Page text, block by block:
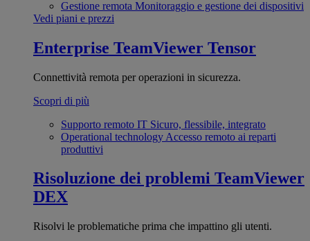
Gestione remota Monitoraggio e gestione dei dispositivi
Vedi piani e prezzi
Enterprise TeamViewer Tensor
Connettività remota per operazioni in sicurezza.
Scopri di più
Supporto remoto IT Sicuro, flessibile, integrato
Operational technology Accesso remoto ai reparti
produttivi
Risoluzione dei problemi TeamViewer
DEX
Risolvi le problematiche prima che impattino gli utenti.